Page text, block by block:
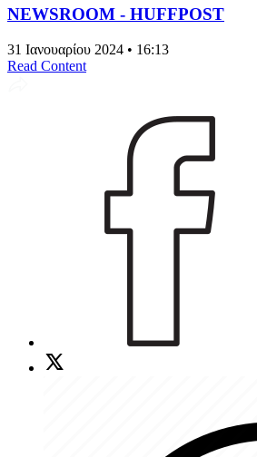
NEWSROOM - HUFFPOST
31 Ιανουαρίου 2024 • 16:13
Read Content